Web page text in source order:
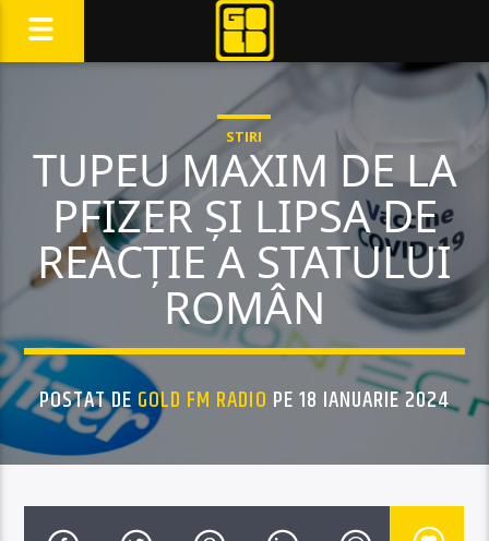
STIRI
TUPEU MAXIM DE LA
PFIZER ȘI LIPSA DE
REACȚIE A STATULUI
ROMÂN
POSTAT DEGOLD FM RADIO PE 18 IANUARIE 2024